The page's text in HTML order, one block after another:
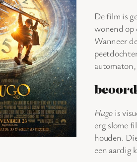
De film is
wonend op
Wanneer
Hugo is
erg slome
houden.
een aardig